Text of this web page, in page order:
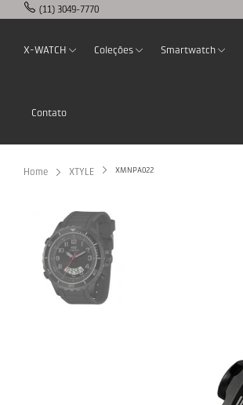
(11) 3049-7770
X-WATCH Coleções Smartwatch
Contato
Home XTYLE XMNPA022